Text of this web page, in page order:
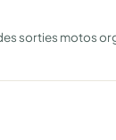
sorties motos